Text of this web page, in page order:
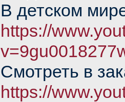
В детском
https://
Смотреть в
https://